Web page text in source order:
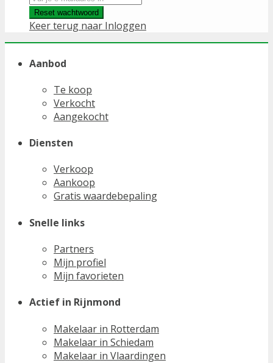
Reset wachtwoord
Keer terug naar Inloggen
Aanbod
Te koop
Verkocht
Aangekocht
Diensten
Verkoop
Aankoop
Gratis waardebepaling
Snelle links
Partners
Mijn profiel
Mijn favorieten
Actief in Rijnmond
Makelaar in Rotterdam
Makelaar in Schiedam
Makelaar in Vlaardingen